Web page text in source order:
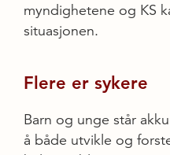
myndighetene og KS
situasjonen.
Flere er sykere
Barn og unge står
å både utvikle og